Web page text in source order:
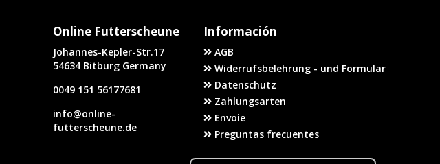
Online Futterscheune
Johannes-Kepler-Str.17
54634 Bitburg Germany
0049 151 56177681
info@online-
futterscheune.de
Información
AGB
Widerrufsbelehrung - und Formular
Datenschutz
Zahlungsarten
Envoie
Preguntas frecuentes